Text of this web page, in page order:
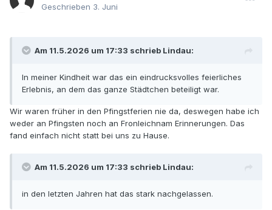
Geschrieben 3. Juni
Am 11.5.2026 um 17:33 schrieb Lindau:
In meiner Kindheit war das ein eindrucksvolles feierliches
Erlebnis, an dem das ganze Städtchen beteiligt war.
Wir waren früher in den Pfingstferien nie da, deswegen habe ich
weder an Pfingsten noch an Fronleichnam Erinnerungen. Das
fand einfach nicht statt bei uns zu Hause.
Am 11.5.2026 um 17:33 schrieb Lindau:
in den letzten Jahren hat das stark nachgelassen.